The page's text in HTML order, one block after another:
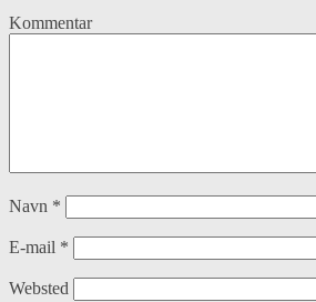
Kommentar
Navn *
E-mail *
Websted